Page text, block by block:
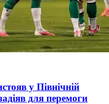
у Північній
для перемоги